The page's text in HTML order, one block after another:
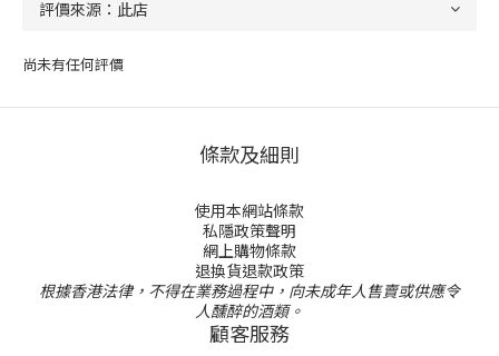
尚未有任何評價
條款及細則
使用本網站條款
私隱政策聲明
網上購物條款
退換貨退款政策
根據香港法律，不得在業務過程中，向未成年人售賣或供應令
人醺醉的酒類。
顧客服務